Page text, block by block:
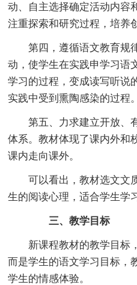
动、自主选择确定活动内容
注重探索和研究过程，培养
第四，遵循语文教育规
动，使学生在实践申学习语
学习的过程，变成读写听说
实践中受到熏陶感染的过程。
第五、力求建立开放、
体系。教材体现了课内外和
课内走向课外。
可以看出，教材选文文
生的阅读心理，适合学生学
三、教学目标
新课程教材的教学目标
而是学生的语文学习目标，
学生的情感体验。